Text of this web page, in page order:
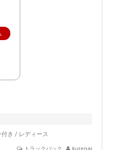
き / レディース